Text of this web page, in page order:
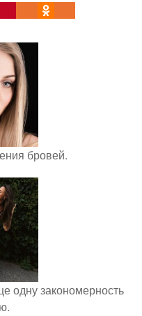
бровей.
одну закономерность